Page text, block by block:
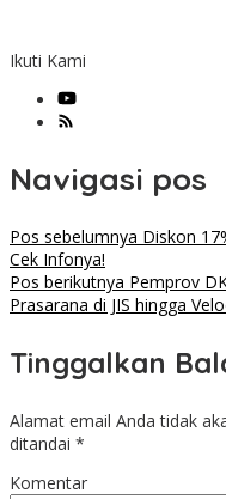
Ikuti Kami
Navigasi pos
Pos sebelumnya Diskon
Cek Infonya!
Pos berikutnya Pemprov
Prasarana di JIS hingga
Tinggalkan
Alamat email Anda tidak
ditandai *
Komentar